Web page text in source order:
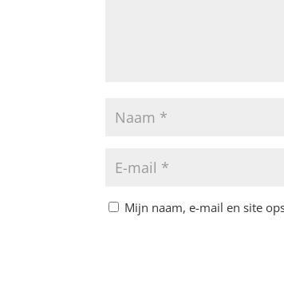
Mijn naam, e-mail en site